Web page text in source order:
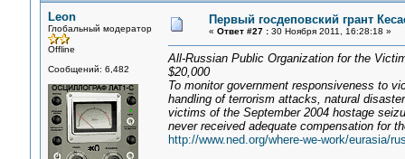
Leon
Глобальный модератор
Offline
Сообщений: 6,482
Первый госдеповский грант
« Ответ #27 :30 Ноября 2011, 16:28:18 »
All-Russian Public Organization for the
$20,000
To monitor government responsiveness to
handling of terrorism attacks, natural
victims of the September 2004 hostage
never received adequate compensation for
http://www.ned.org/where-we-work/eurasia/